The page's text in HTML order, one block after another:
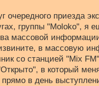
очередного приезда
группы "Moloko", я
массовой
в массовую
со станцией "Mix
в который
в день